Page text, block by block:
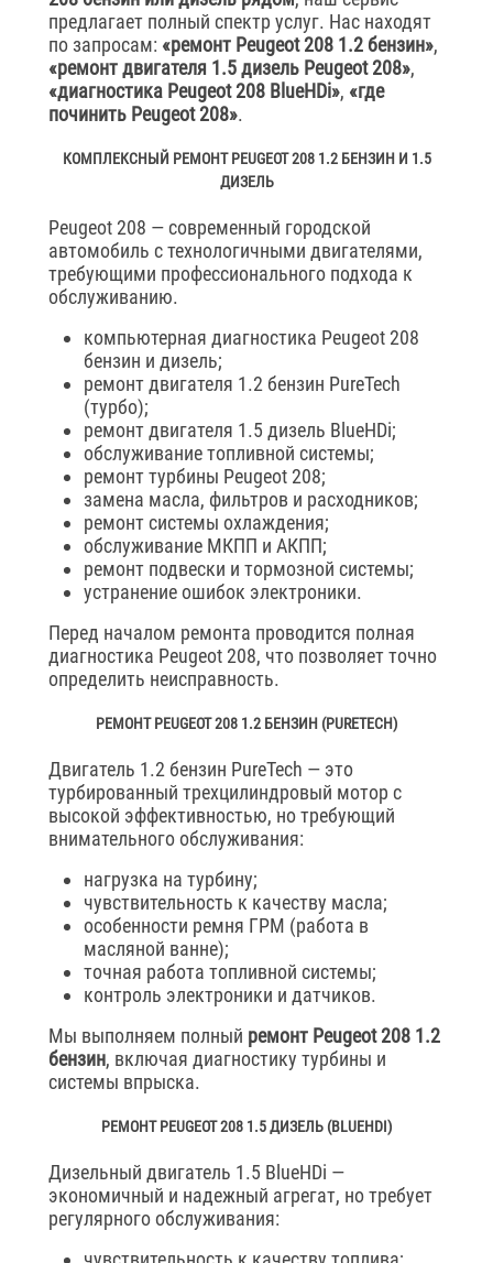
предлагает полный спектр услуг. Нас находят
по запросам: «ремонт Peugeot 208 1.2 бензин»,
«ремонт двигателя 1.5 дизель Peugeot 208»,
«диагностика Peugeot 208 BlueHDi», «где
починить Peugeot 208».
КОМПЛЕКСНЫЙ РЕМОНТ PEUGEOT 208 1.2 БЕНЗИН И 1.5
ДИЗЕЛЬ
Peugeot 208 — современный городской
автомобиль с технологичными двигателями,
требующими профессионального подхода к
обслуживанию.
компьютерная диагностика Peugeot 208
бензин и дизель;
ремонт двигателя 1.2 бензин PureTech
(турбо);
ремонт двигателя 1.5 дизель BlueHDi;
обслуживание топливной системы;
ремонт турбины Peugeot 208;
замена масла, фильтров и расходников;
ремонт системы охлаждения;
обслуживание МКПП и АКПП;
ремонт подвески и тормозной системы;
устранение ошибок электроники.
Перед началом ремонта проводится полная
диагностика Peugeot 208, что позволяет точно
определить неисправность.
РЕМОНТ PEUGEOT 208 1.2 БЕНЗИН (PURETECH)
Двигатель 1.2 бензин PureTech — это
турбированный трехцилиндровый мотор с
высокой эффективностью, но требующий
внимательного обслуживания:
нагрузка на турбину;
чувствительность к качеству масла;
особенности ремня ГРМ (работа в
масляной ванне);
точная работа топливной системы;
контроль электроники и датчиков.
Мы выполняем полный ремонт Peugeot 208 1.2
бензин, включая диагностику турбины и
системы впрыска.
РЕМОНТ PEUGEOT 208 1.5 ДИЗЕЛЬ (BLUEHDI)
Дизельный двигатель 1.5 BlueHDi —
экономичный и надежный агрегат, но требует
регулярного обслуживания: